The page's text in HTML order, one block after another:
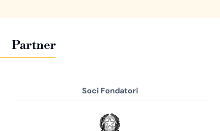
Partner
Soci Fondatori